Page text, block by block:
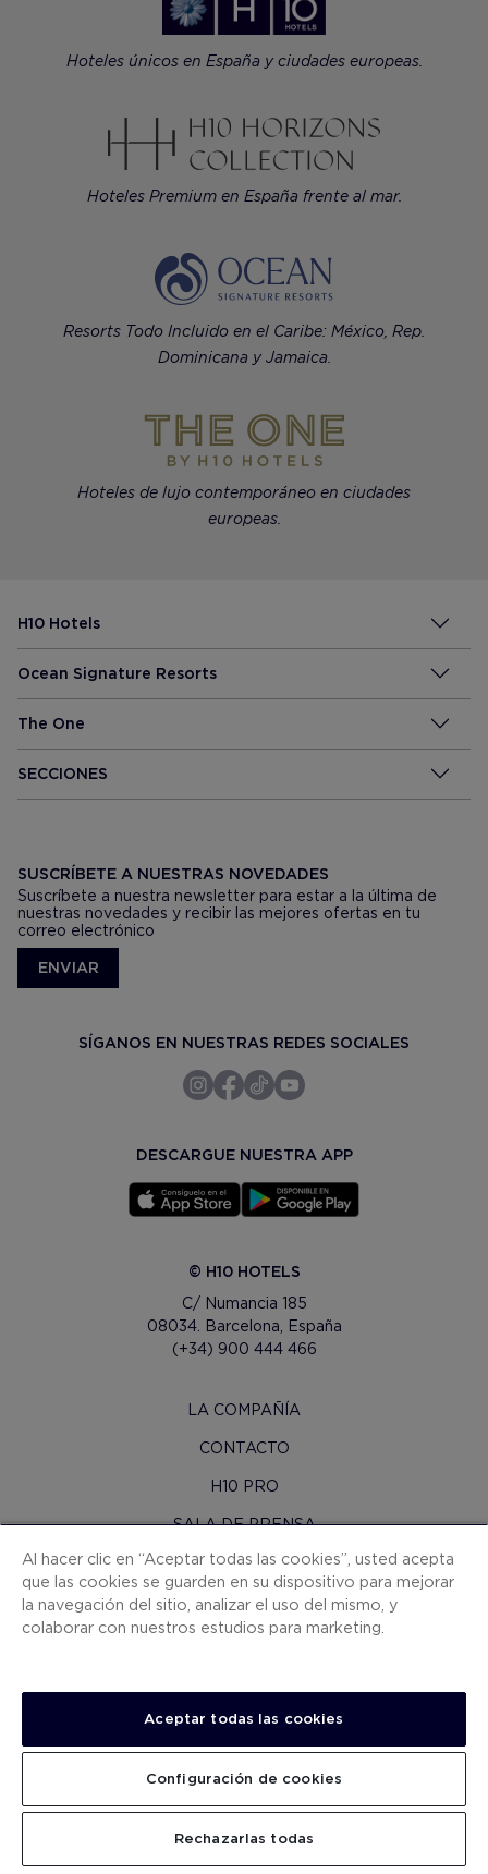
BUSCAR
Hoteles únicos en España y ciudades europeas.
Hoteles Premium en España frente al mar.
Resorts Todo Incluido en el Caribe: México, Rep.
Dominicana y Jamaica.
Hoteles de lujo contemporáneo en ciudades
europeas.
H10 Hotels
Ocean Signature Resorts
The One
SECCIONES
SUSCRÍBETE A NUESTRAS NOVEDADES
Suscríbete a nuestra newsletter para estar a la última de
nuestras novedades y recibir las mejores ofertas en tu
correo electrónico
ENVIAR
SÍGANOS EN NUESTRAS REDES SOCIALES
DESCARGUE NUESTRA APP
© H10 HOTELS
C/ Numancia 185
08034. Barcelona, España
(+34) 900 444 466
LA COMPAÑÍA
CONTACTO
H10 PRO
SALA DE PRENSA
MAPA WEB
CONDICIONES CONTRATACIÓN
COOKIES
NOTA LEGAL
CANAL DE DENUNCIAS
TRABAJA CON NOSOTROS
..
Al hacer clic en “Aceptar todas las cookies”, usted acepta
que las cookies se guarden en su dispositivo para mejorar
la navegación del sitio, analizar el uso del mismo, y
colaborar con nuestros estudios para marketing.
Aceptar todas las cookies
Rechazarlas todas
Configuración de cookies